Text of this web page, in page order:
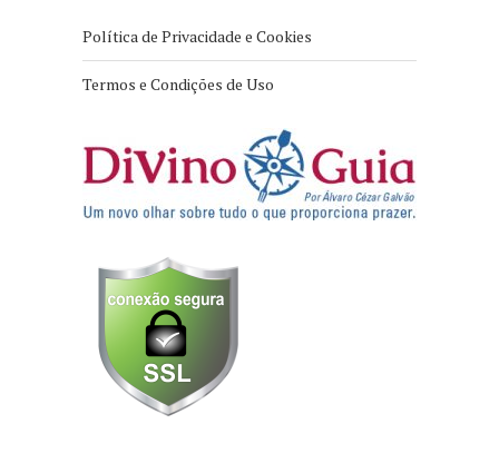
Política de Privacidade e Cookies
Termos e Condições de Uso